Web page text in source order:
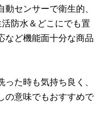
センサーで衛生的、
防水＆どこにでも置
など機能面十分な商品
た時も気持ち良く、
の意味でもおすすめで